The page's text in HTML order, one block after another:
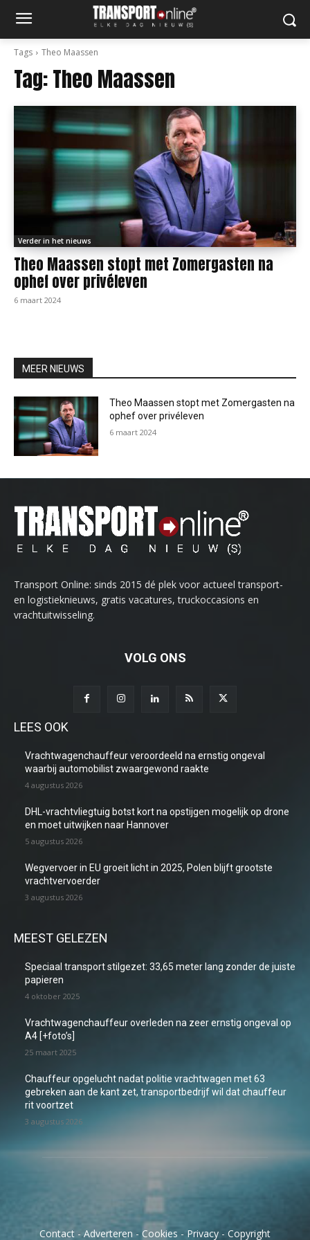
Tags Theo Maassen
Tag:Theo Maassen
Verder in het nieuws
Theo Maassen stopt met Zomergasten na
ophef over privéleven
6 maart 2024
MEER NIEUWS
Theo Maassen stopt met Zomergasten na
ophef over privéleven
6 maart 2024
Transport Online: sinds 2015 dé plek voor actueel transport-
en logistieknieuws, gratis vacatures, truckoccasions en
vrachtuitwisseling.
VOLG ONS
LEES OOK
Vrachtwagenchauffeur veroordeeld na ernstig ongeval
waarbij automobilist zwaargewond raakte
4 augustus 2026
DHL-vrachtvliegtuig botst kort na opstijgen mogelijk op drone
en moet uitwijken naar Hannover
5 augustus 2026
Wegvervoer in EU groeit licht in 2025, Polen blijft grootste
vrachtvervoerder
3 augustus 2026
MEEST GELEZEN
Speciaal transport stilgezet: 33,65 meter lang zonder de juiste
papieren
4 oktober 2025
Vrachtwagenchauffeur overleden na zeer ernstig ongeval op
A4 [+foto’s]
25 maart 2025
Chauffeur opgelucht nadat politie vrachtwagen met 63
gebreken aan de kant zet, transportbedrijf wil dat chauffeur
rit voortzet
3 augustus 2026
Contact -Adverteren - Cookies - Privacy - Copyright